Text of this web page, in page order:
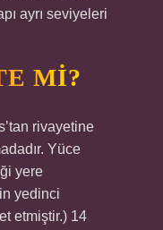
ayrı seviyeleri
MI?
rivayetine
Yüce
yere
yedinci
etmiştir.) 14